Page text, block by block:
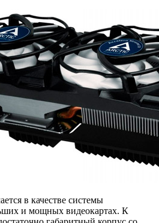
в качестве системы
и мощных видеокартах. К